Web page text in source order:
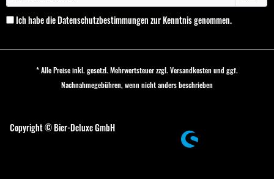
Ich habe dieDatenschutzbestimmungenzur Kenntnis genommen.
* Alle Preise inkl. gesetzl. Mehrwertsteuer zzgl. Versandkostenund ggf.
Nachnahmegebühren, wenn nicht anders beschrieben
Copyright © Bier-Deluxe GmbH